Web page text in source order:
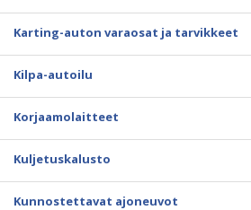
Karting-auton varaosat ja tarvikkeet
Kilpa-autoilu
Korjaamolaitteet
Kuljetuskalusto
Kunnostettavat ajoneuvot